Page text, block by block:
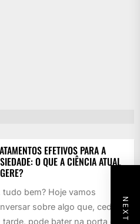
EFETIVOS PARA A
O QUE A CIÊNCIA ATUAL
tudo bem? Hoje vamos
sobre algo que, cedo
tarde, pode bater na porta de